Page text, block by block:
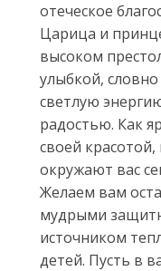
отеческое
Царица и
высоком
улыбкой,
светлую
радостью. Как
своей красотой,
окружают вас
Желаем вам
мудрыми
источником
детей. Пусть в